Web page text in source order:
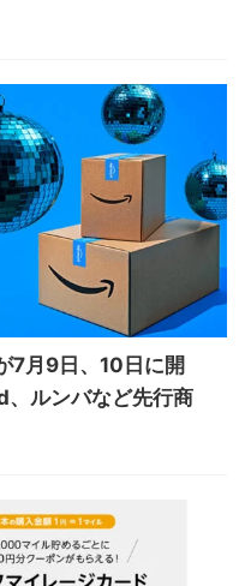
7月9日、10日に開
ルンバなど先行商